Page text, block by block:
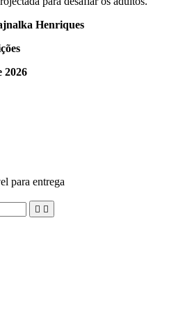
Henriques
2026
para entrega
 